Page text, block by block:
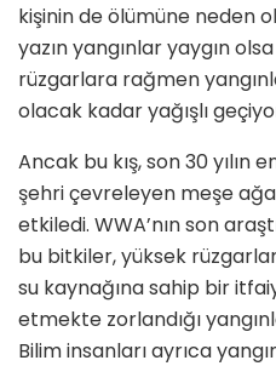
kişinin de ölümüne neden
yazın yangınlar yaygın
rüzgarlara rağmen
olacak kadar yağışlı
Ancak bu kış, son 30 yılın
şehri çevreleyen meşe
etkiledi. WWA’nın son
bu bitkiler, yüksek
su kaynağına sahip bir
etmekte zorlandığı
Bilim insanları ayrıca